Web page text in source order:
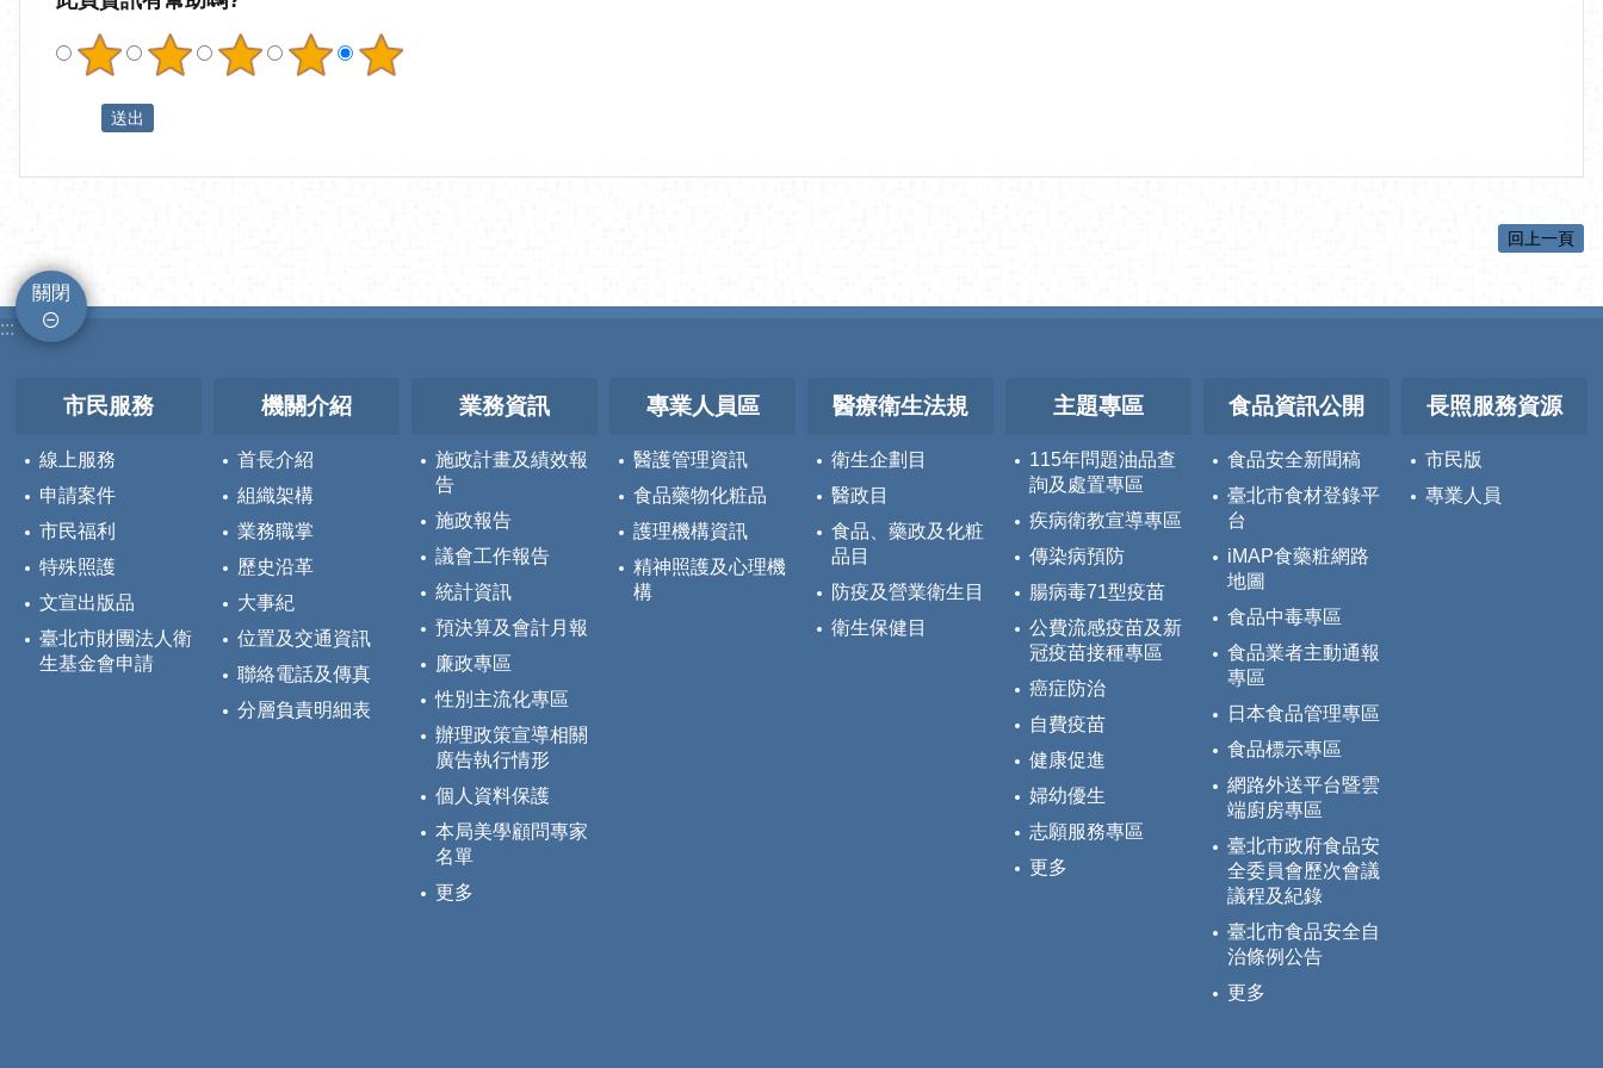
回上一頁
關閉
:::
市民服務
線上服務
申請案件
市民福利
特殊照護
文宣出版品
臺北市財團法人衛
生基金會申請
機關介紹
首長介紹
組織架構
業務職掌
歷史沿革
大事紀
位置及交通資訊
聯絡電話及傳真
分層負責明細表
業務資訊
施政計畫及績效報
告
施政報告
議會工作報告
統計資訊
預決算及會計月報
廉政專區
性別主流化專區
辦理政策宣導相關
廣告執行情形
個人資料保護
本局美學顧問專家
名單
更多
專業人員區
醫護管理資訊
食品藥物化粧品
護理機構資訊
精神照護及心理機
構
醫療衛生法規
衛生企劃目
醫政目
食品、藥政及化粧
品目
防疫及營業衛生目
衛生保健目
主題專區
115年問題油品查
詢及處置專區
疾病衛教宣導專區
傳染病預防
腸病毒71型疫苗
公費流感疫苗及新
冠疫苗接種專區
癌症防治
自費疫苗
健康促進
婦幼優生
志願服務專區
更多
食品資訊公開
食品安全新聞稿
臺北市食材登錄平
台
iMAP食藥粧網路
地圖
食品中毒專區
食品業者主動通報
專區
日本食品管理專區
食品標示專區
網路外送平台暨雲
端廚房專區
臺北市政府食品安
全委員會歷次會議
議程及紀錄
臺北市食品安全自
治條例公告
更多
長照服務資源
市民版
專業人員